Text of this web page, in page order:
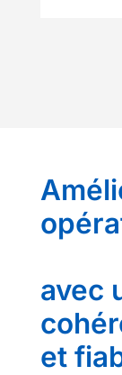
avec
et